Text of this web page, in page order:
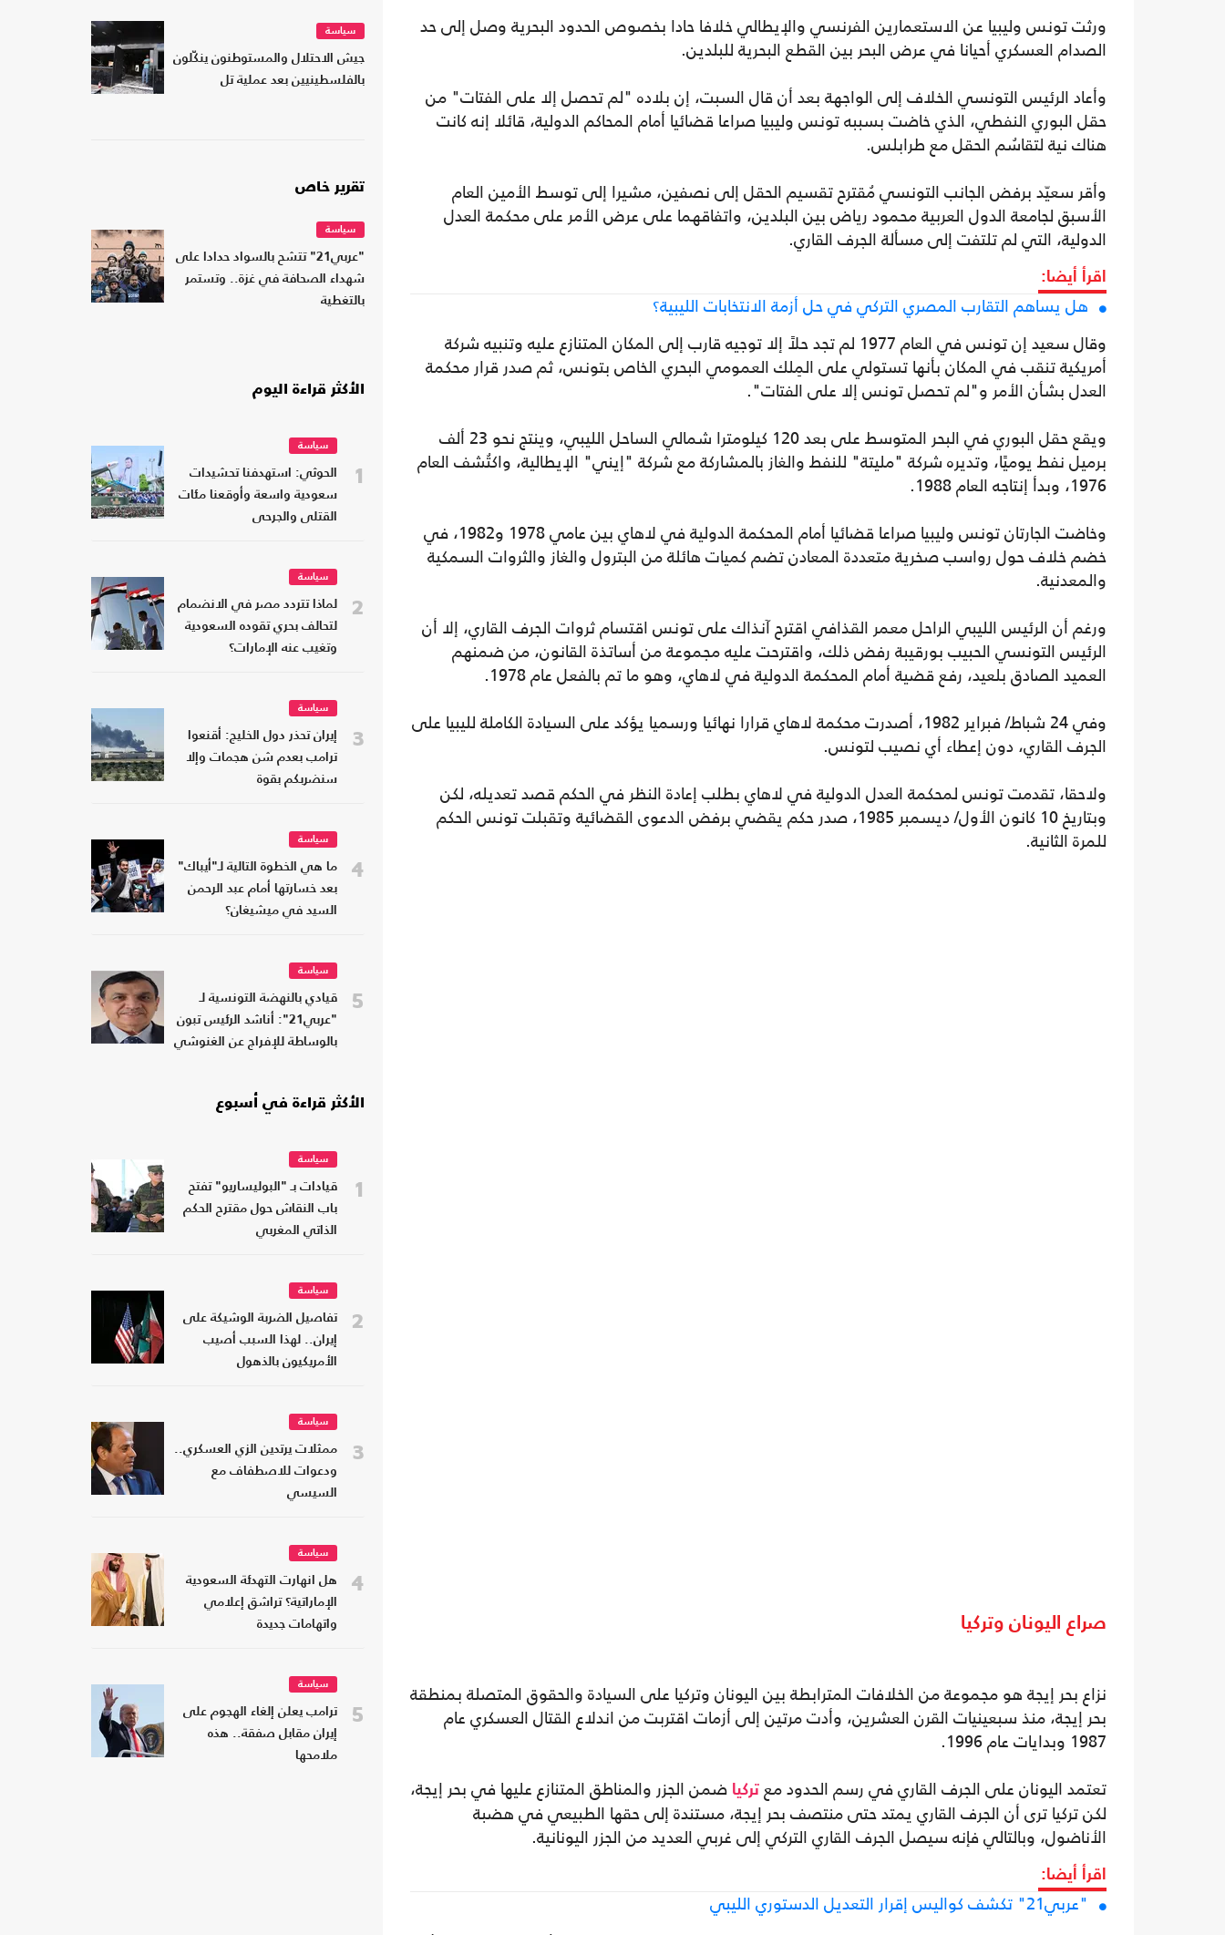
ورثت تونس وليبيا عن الاستعمارين الفرنسي والإيطالي خلافا حادا بخصوص الحدود البحرية وصل إلى حد
الصدام العسكري أحيانا في عرض البحر بين القطع البحرية للبلدين.
وأعاد الرئيس التونسي الخلاف إلى الواجهة بعد أن قال السبت، إن بلاده "لم تحصل إلا على الفتات" من
حقل البوري النفطي، الذي خاضت بسببه تونس وليبيا صراعا قضائيا أمام المحاكم الدولية، قائلا إنه كانت
هناك نية لتقاسُم الحقل مع طرابلس.
وأقر سعيّد برفض الجانب التونسي مُقترح تقسيم الحقل إلى نصفين، مشيرا إلى توسط الأمين العام
الأسبق لجامعة الدول العربية محمود رياض بين البلدين، واتفاقهما على عرض الأمر على محكمة العدل
الدولية، التي لم تلتفت إلى مسألة الجرف القاري.
اقرأ أيضا:
هل يساهم التقارب المصري التركي في حل أزمة الانتخابات الليبية؟
وقال سعيد إن تونس في العام 1977 لم تجد حلاً إلا توجيه قارب إلى المكان المتنازع عليه وتنبيه شركة
أمريكية تنقب في المكان بأنها تستولي على المِلك العمومي البحري الخاص بتونس، ثم صدر قرار محكمة
العدل بشأن الأمر و"لم تحصل تونس إلا على الفتات".
ويقع حقل البوري في البحر المتوسط على بعد 120 كيلومترا شمالي الساحل الليبي، وينتج نحو 23 ألف
برميل نفط يوميًا، وتديره شركة "مليتة" للنفط والغاز بالمشاركة مع شركة "إيني" الإيطالية، واكتُشف العام
1976، وبدأ إنتاجه العام 1988.
وخاضت الجارتان تونس وليبيا صراعا قضائيا أمام المحكمة الدولية في لاهاي بين عامي 1978 و1982، في
خضم خلاف حول رواسب صخرية متعددة المعادن تضم كميات هائلة من البترول والغاز والثروات السمكية
والمعدنية.
ورغم أن الرئيس الليبي الراحل معمر القذافي اقترح آنذاك على تونس اقتسام ثروات الجرف القاري، إلا أن
الرئيس التونسي الحبيب بورقيبة رفض ذلك، واقترحت عليه مجموعة من أساتذة القانون، من ضمنهم
العميد الصادق بلعيد، رفع قضية أمام المحكمة الدولية في لاهاي، وهو ما تم بالفعل عام 1978.
وفي 24 شباط/ فبراير 1982، أصدرت محكمة لاهاي قرارا نهائيا ورسميا يؤكد على السيادة الكاملة لليبيا على
الجرف القاري، دون إعطاء أي نصيب لتونس.
ولاحقا، تقدمت تونس لمحكمة العدل الدولية في لاهاي بطلب إعادة النظر في الحكم قصد تعديله، لكن
وبتاريخ 10 كانون الأول/ ديسمبر 1985، صدر حكم يقضي برفض الدعوى القضائية وتقبلت تونس الحكم
للمرة الثانية.
صراع اليونان وتركيا
نزاع بحر إيجة هو مجموعة من الخلافات المترابطة بين اليونان وتركيا على السيادة والحقوق المتصلة بمنطقة
بحر إيجة، منذ سبعينيات القرن العشرين، وأدت مرتين إلى أزمات اقتربت من اندلاع القتال العسكري عام
1987 وبدايات عام 1996.
تعتمد اليونان على الجرف القاري في رسم الحدود مع تركيا ضمن الجزر والمناطق المتنازع عليها في بحر إيجة،
لكن تركيا ترى أن الجرف القاري يمتد حتى منتصف بحر إيجة، مستندة إلى حقها الطبيعي في هضبة
الأناضول، وبالتالي فإنه سيصل الجرف القاري التركي إلى غربي العديد من الجزر اليونانية.
اقرأ أيضا:
"عربي21" تكشف كواليس إقرار التعديل الدستوري الليبي
سياسة
جيش الاحتلال والمستوطنون ينكّلون
بالفلسطينيين بعد عملية تل
تقرير خاص
سياسة
"عربي21" تتشح بالسواد حدادا على
شهداء الصحافة في غزة.. وتستمر
بالتغطية
الأكثر قراءة اليوم
1
سياسة
الحوثي: استهدفنا تحشيدات
سعودية واسعة وأوقعنا مئات
القتلى والجرحى
2
سياسة
لماذا تتردد مصر في الانضمام
لتحالف بحري تقوده السعودية
وتغيب عنه الإمارات؟
3
سياسة
إيران تحذر دول الخليج: أقنعوا
ترامب بعدم شن هجمات وإلا
سنضربكم بقوة
4
سياسة
ما هي الخطوة التالية لـ"أيباك"
بعد خسارتها أمام عبد الرحمن
السيد في ميشيغان؟
5
سياسة
قيادي بالنهضة التونسية لـ
"عربي21": أناشد الرئيس تبون
بالوساطة للإفراج عن الغنوشي
الأكثر قراءة في أسبوع
1
سياسة
قيادات بـ "البوليساريو" تفتح
باب النقاش حول مقترح الحكم
الذاتي المغربي
2
سياسة
تفاصيل الضربة الوشيكة على
إيران.. لهذا السبب أصيب
الأمريكيون بالذهول
3
سياسة
ممثلات يرتدين الزي العسكري..
ودعوات للاصطفاف مع
السيسي
4
سياسة
هل انهارت التهدئة السعودية
الإماراتية؟ تراشق إعلامي
واتهامات جديدة
5
سياسة
ترامب يعلن إلغاء الهجوم على
إيران مقابل صفقة.. هذه
ملامحها